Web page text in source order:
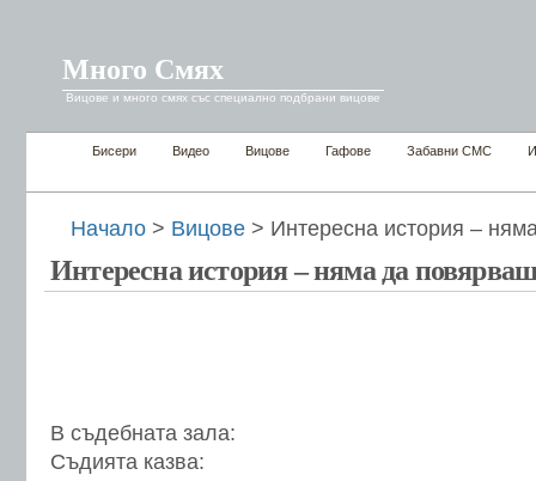
Много Смях
Вицове и много смях със специално подбрани вицове
Бисери Видео Вицове Гафове Забавни СМС
Начало > Вицове > Интересна история –
Интересна история – няма да
В съдебната зала:
Съдията казва: